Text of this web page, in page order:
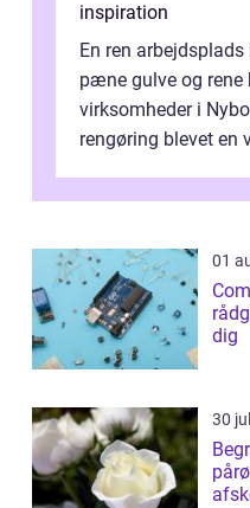
inspiration
En ren
pæne gulve og rene
virksomheder i
rengøring blevet en
samlede ...
01
dig
30